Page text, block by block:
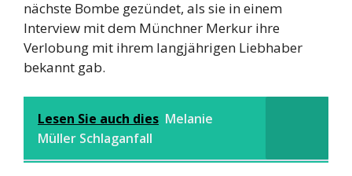
nächste Bombe gezündet, als sie in einem
Interview mit dem Münchner Merkur ihre
Verlobung mit ihrem langjährigen Liebhaber
bekannt gab.
Lesen Sie auch dies Melanie
Müller Schlaganfall